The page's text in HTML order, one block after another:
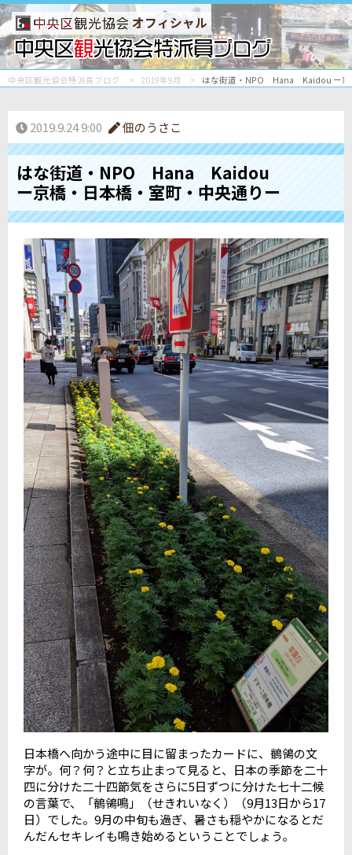
オフィシャル
中央区観光協会特派員ブログ 2019年9月 はな街道・NPO Hana Kaidou ー京
2019.9.24 9:00 佃のうさこ
はな街道・NPO Hana Kaidou
ー京橋・日本橋・室町・中央通りー
日本橋へ向かう途中に目に留まったカードに、鶺鴒の文
字が。何？何？と立ち止まって見ると、日本の季節を二十
四に分けた二十四節気をさらに5日ずつに分けた七十二候
の言葉で、「鶺鴒鳴」（せきれいなく）（9月13日から17
日）でした。9月の中旬も過ぎ、暑さも穏やかになるとだ
んだんセキレイも鳴き始めるということでしょう。